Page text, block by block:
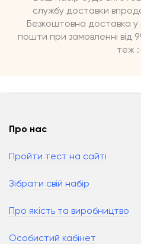
службу доставки
Безкоштовна доставка у
пошти при замовленні від
теж
Про нас
Пройти тест на сайті
Зібрати свій набір
Про якість та виробництво
Особистий кабінет